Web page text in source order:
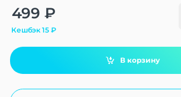
499 ₽
Кешбэк15₽
В корзину
Alternative: